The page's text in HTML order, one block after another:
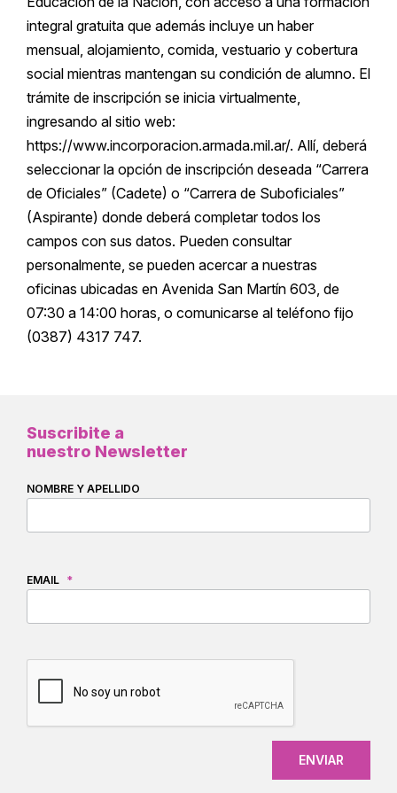
integral gratuita que además incluye un haber
mensual, alojamiento, comida, vestuario y cobertura
social mientras mantengan su condición de alumno. El
trámite de inscripción se inicia virtualmente,
ingresando al sitio web:
https://www.incorporacion.armada.mil.ar/. Allí, deberá
seleccionar la opción de inscripción deseada “Carrera
de Oficiales” (Cadete) o “Carrera de Suboficiales”
(Aspirante) donde deberá completar todos los
campos con sus datos. Pueden consultar
personalmente, se pueden acercar a nuestras
oficinas ubicadas en Avenida San Martín 603, de
07:30 a 14:00 horas, o comunicarse al teléfono fijo
(0387) 4317 747.
Suscribite a
nuestro Newsletter
NOMBRE Y APELLIDO
EMAIL *
CAPTCHA